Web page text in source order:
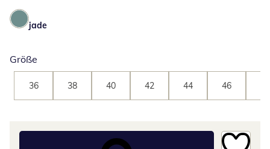
jade
Größe
36 38 40 42 44 46